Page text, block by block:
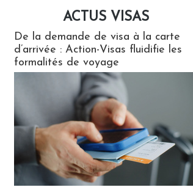
ACTUS VISAS
De la demande de visa à la carte
d’arrivée : Action-Visas fluidifie les
formalités de voyage